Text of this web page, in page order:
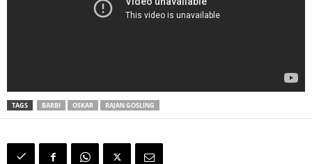
TAGS BARBI OSKAR RAJAN GOSLING